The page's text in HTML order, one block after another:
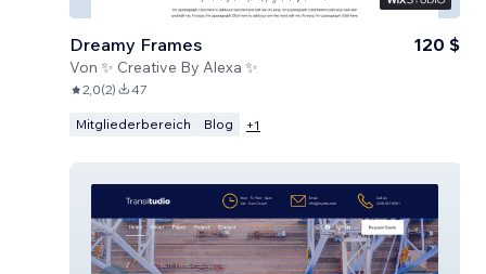
Dreamy Frames
Von ✨ Creative By Alexa ✨
120 $
2,0(2) 47
Mitgliederbereich Blog +1